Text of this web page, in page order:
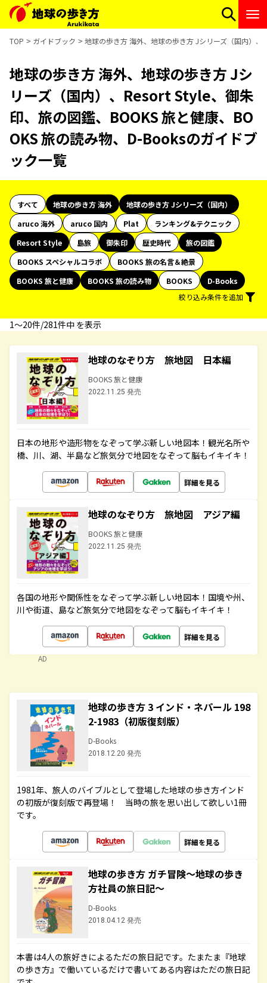
TOP ガイドブック 地球の歩き方 海外、地球の歩き方 Jシリーズ（国内）
地球の歩き方 海外、地球の歩き方 Jシ
リーズ（国内）、Resort Style、御朱
印、旅の図鑑、BOOKS 旅と健康、BO
OKS 旅の読み物、D-Booksのガイドブ
ック一覧
すべて 地球の歩き方 海外
地球の歩き方 Jシリーズ（国内）
aruco 海外
aruco 国内 Plat
ランキング&テクニック
Resort Style
島旅 御朱印 歴史時代
旅の図鑑
BOOKS スペシャルコラボ
BOOKS 旅の名言＆絶景
BOOKS 旅と健康
BOOKS 旅の読み物 BOOKS
D-Books
絞り込み条件を追加
1〜20件/281件中 を表示
地球のなぞり方 旅地図 日本編
BOOKS 旅と健康
2022.11.25 発売
日本の地形や造形物をなぞって学ぶ新しい地図本！観光名所や
橋、川、湖、半島など旅気分で地図をなぞって脳もイキイキ！
詳細を見る
地球のなぞり方 旅地図 アジア編
BOOKS 旅と健康
2022.11.25 発売
各国の地形や関係性をなぞって学ぶ新しい地図本！国境や州、
川や街道、島など旅気分で地図をなぞって脳もイキイキ！
詳細を見る
AD
地球の歩き方 3 インド・ネパール 198
2-1983（初版復刻版）
D-Books
2018.12.20 発売
1981年、旅人のバイブルとして登場した地球の歩き方インド
の初版が復刻版で再登場！ 当時の旅を思い出して欲しい1冊
です。
詳細を見る
地球の歩き方 ガチ冒険～地球の歩き
方社員の旅日記～
D-Books
2018.04.12 発売
本書は4人の旅好きによるただの旅日記です。たまたま『地球
の歩き方』で働いているだけで書いてある内容はただの旅日記